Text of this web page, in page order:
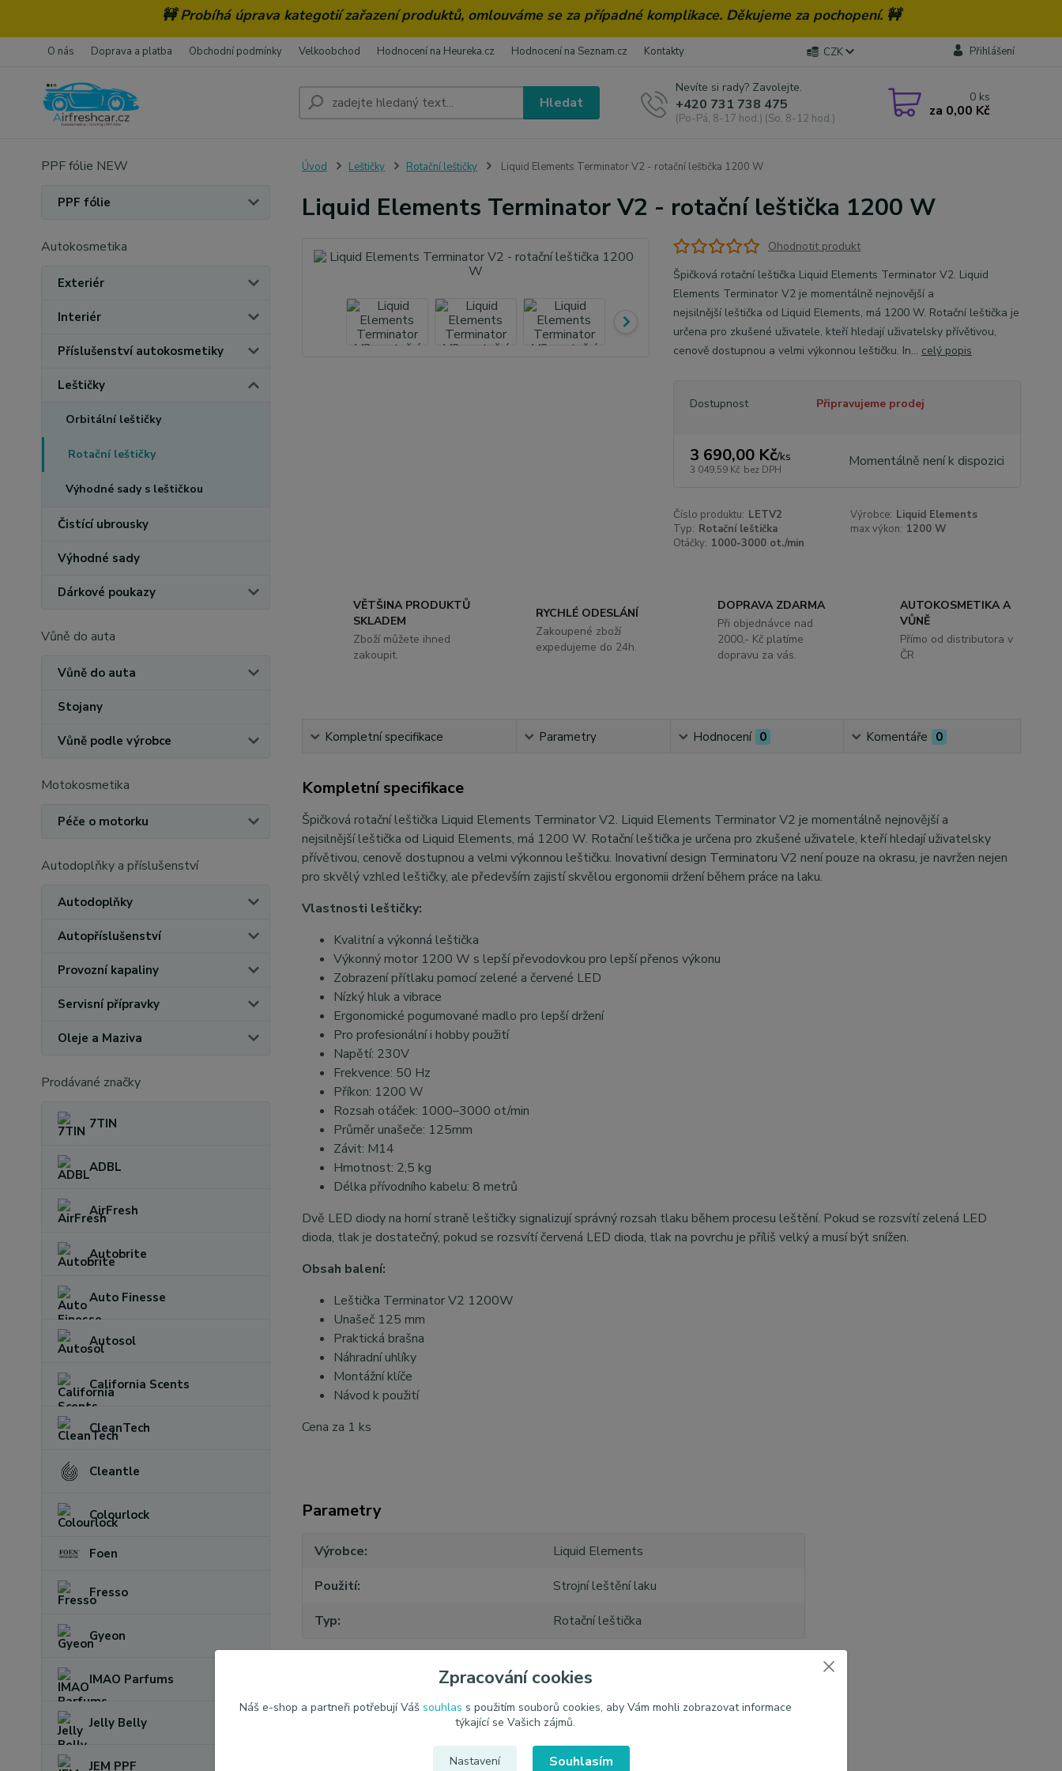
🚧 Probíhá úprava kategotií zařazení produktů, omlouváme se za případné komplikace. Děkujeme za pochopení. 🚧
O nás Doprava a platba Obchodní podmínky Velkoobchod Hodnocení na Heureka.cz Hodnocení na Seznam.cz Kontakty CZK Přihlášení
Hledat
Nevíte si rady? Zavolejte.
+420 731 738 475
(Po-Pá, 8-17 hod.) (So, 8-12 hod.)
0 ks
za 0,00 Kč
PPF fólie NEW
PPF fólie
Autokosmetika
Exteriér
Interiér
Příslušenství autokosmetiky
Leštičky
Orbitální leštičky
Rotační leštičky
Výhodné sady s leštičkou
Čistící ubrousky
Výhodné sady
Dárkové poukazy
Vůně do auta
Vůně do auta
Stojany
Vůně podle výrobce
Motokosmetika
Péče o motorku
Autodoplňky a příslušenství
Autodoplňky
Autopříslušenství
Provozní kapaliny
Servisní přípravky
Oleje a Maziva
Prodávané značky
7TIN
ADBL
AirFresh
Autobrite
Auto Finesse
Autosol
California Scents
CleanTech
Cleantle
Colourlock
Foen
Fresso
Gyeon
IMAO Parfums
Jelly Belly
JEM PPF
Úvod Leštičky Rotační leštičky Liquid Elements Terminator V2 - rotační leštička 1200 W
Liquid Elements Terminator V2 - rotační leštička 1200 W
Ohodnotit produkt
Špičková rotační leštička Liquid Elements Terminator V2. Liquid
Elements Terminator V2 je momentálně nejnovější a
nejsilnější leštička od Liquid Elements, má 1200 W. Rotační leštička je
určena pro zkušené uživatele, kteří hledají uživatelsky přívětivou,
cenově dostupnou a velmi výkonnou leštičku. In... celý popis
Dostupnost Připravujeme prodej
3 690,00 Kč/ks
3 049,59 Kč bez DPH Momentálně není k dispozici
Číslo produktu: LETV2 Výrobce: Liquid Elements
Typ: Rotační leštička max výkon: 1200 W
Otáčky: 1000-3000 ot./min
VĚTŠINA PRODUKTŮ
SKLADEM
Zboží můžete ihned
zakoupit.
RYCHLÉ ODESLÁNÍ
Zakoupené zboží
expedujeme do 24h.
DOPRAVA ZDARMA
Při objednávce nad
2000,- Kč platíme
dopravu za vás.
AUTOKOSMETIKA A
VŮNĚ
Přímo od distributora v
ČR
Kompletní specifikace Parametry Hodnocení 0 Komentáře 0
Kompletní specifikace
Špičková rotační leštička Liquid Elements Terminator V2. Liquid Elements Terminator V2 je momentálně nejnovější a
nejsilnější leštička od Liquid Elements, má 1200 W. Rotační leštička je určena pro zkušené uživatele, kteří hledají uživatelsky
přívětivou, cenově dostupnou a velmi výkonnou leštičku. Inovativní design Terminatoru V2 není pouze na okrasu, je navržen nejen
pro skvělý vzhled leštičky, ale především zajistí skvělou ergonomii držení během práce na laku.
Vlastnosti leštičky:
Kvalitní a výkonná leštička
Výkonný motor 1200 W s lepší převodovkou pro lepší přenos výkonu
Zobrazení přítlaku pomocí zelené a červené LED
Nízký hluk a vibrace
Ergonomické pogumované madlo pro lepší držení
Pro profesionální i hobby použití
Napětí: 230V
Frekvence: 50 Hz
Příkon: 1200 W
Rozsah otáček: 1000–3000 ot/min
Průměr unašeče: 125mm
Závit: M14
Hmotnost: 2,5 kg
Délka přívodního kabelu: 8 metrů
Dvě LED diody na horní straně leštičky signalizují správný rozsah tlaku během procesu leštění. Pokud se rozsvítí zelená LED
dioda, tlak je dostatečný, pokud se rozsvítí červená LED dioda, tlak na povrchu je příliš velký a musí být snížen.
Obsah balení:
Leštička Terminator V2 1200W
Unašeč 125 mm
Praktická brašna
Náhradní uhlíky
Montážní klíče
Návod k použití
Cena za 1 ks
Parametry
Výrobce
Liquid Elements
Použití
Strojní leštění laku
Typ
Rotační leštička
Zboží zařazeno v kategoriích
Zpracování cookies
Náš e-shop a partneři potřebují Váš souhlas s použitím souborů cookies, aby Vám mohli zobrazovat informace
týkající se Vašich zájmů.
Nastavení Souhlasím